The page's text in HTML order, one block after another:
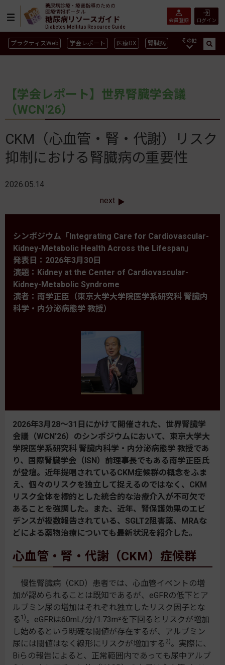
糖尿病診療・療養指導のための
医療情報ポータル
糖尿病リソースガイド
Diabetes Mellitus Resource Guide
ログイン
会員登録
プラクティスWeb 学会レポート 医療DX 腎臓病
インスリン製剤 薬物療法 食事療法 運動療法
合併症 ガイドライン
その他
【学会レポート】世界腎臓学会議
（WCN'26）
CKM（心血管・腎・代謝）リスク
抑制における腎臓病の重要性
2026.05.14
next
シンポジウム「Integrating Care for Cardiovascular-
Kidney-Metabolic Health Across the Lifespan」
発表日：2026年3月30日
演題：Kidney at the Center of Cardiovascular-
Kidney-Metabolic Syndrome
演者：南学正臣（東京大学大学院医学系研究科 腎臓内
科学・内分泌病態学 教授）
2026年3月28～31日にかけて開催された、世界腎臓学
会議（WCN’26）のシンポジウムにおいて、東京大学大
学院医学系研究科 腎臓内科学・内分泌病態学 教授であ
り、国際腎臓学会（ISN）前理事長でもある南学正臣氏
が登壇。近年提唱されているCKM症候群の概念をふま
え、個々のリスクを独立して捉えるのではなく、CKM
リスク全体を標的とした統合的な治療介入が不可欠で
あることを強調した。また、近年、腎保護効果のエビ
デンスが複数報告されている、SGLT2阻害薬、MRAな
どによる薬物治療についても最新状況を紹介した。
心血管・腎・代謝（CKM）症候群
慢性腎臓病（CKD）患者では、心血管イベントの増
加が認められることは既知であるが、eGFRの低下とア
ルブミン尿の増加はそれぞれ独立したリスク因子とな
る 1)。eGFRは60mL/分/1.73m²を下回るとリスクが増加
し始めるという明確な閾値が存在するが、アルブミン
尿には閾値はなく線形にリスクが増加する 2)。実際に、
Biらの報告によると、正常範囲内であっても尿中アルブ